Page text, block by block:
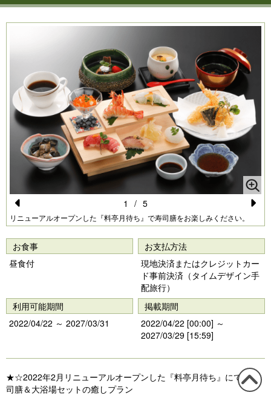
Pr
e
vi
o
s
リニューアルオープンした『料亭月待ち』で寿司膳をお楽しみください。
e
xt
1 / 5
お食事
昼食付
お支払方法
現地決済またはクレジットカー
ド事前決済（タイムデザイン手
配旅行）
利用可能期間
2022/04/22 ～ 2027/03/31
掲載期間
2022/04/22 [00:00] ～
2027/03/29 [15:59]
★☆2022年2月リニューアルオープンした『料亭月待ち』にて、寿
司膳＆大浴場セットの癒しプラン